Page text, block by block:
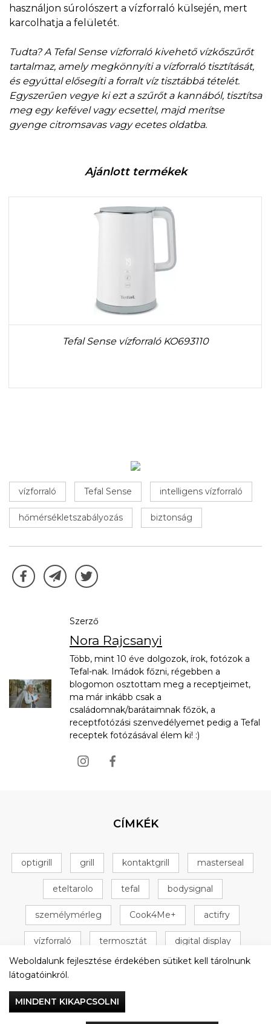
használjon súrolószert a vízforraló külsején, mert
karcolhatja a felületét.
Tudta? A Tefal Sense vízforraló kivehető vízkőszűrőt
tartalmaz, amely megkönnyíti a vízforraló tisztítását,
és egyúttal elősegíti a forralt víz tisztábbá tételét.
Egyszerűen vegye ki ezt a szűrőt a kannából, tisztítsa
meg egy kefével vagy ecsettel, majd merítse
gyenge citromsavas vagy ecetes oldatba.
Ajánlott termékek
Tefal Sense vízforraló KO693110
vízforraló Tefal Sense intelligens vízforraló
hőmérsékletszabályozás biztonság
Szerző
Nora Rajcsanyi
Több, mint 10 éve dolgozok, írok, fotózok a
Tefal-nak. Imádok főzni, régebben a
blogomon osztottam meg a receptjeimet,
ma már inkább csak a
családomnak/barátaimnak főzök, a
receptfotózási szenvedélyemet pedig a Tefal
receptek fotózásával élem ki! :)
CÍMKÉK
optigrill grill kontaktgrill masterseal
eteltarolo tefal bodysignal
személymérleg Cook4Me+ actifry
vízforraló termosztát digital display
+ 16 következő
Weboldalunk fejlesztése érdekében sütiket kell tárolnunk
látogatóinkról.
MINDENT KIKAPCSOLNI